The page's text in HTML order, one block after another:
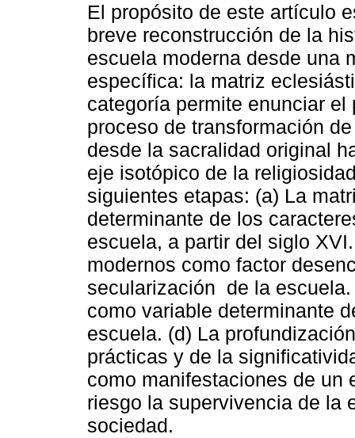
El propósito de este artículo
breve reconstrucción de la
escuela moderna desde una
específica: la matriz
categoría permite enunciar el
proceso de transformación
desde la sacralidad original
eje isotópico de la
siguientes etapas: (a) La
determinante de los
escuela, a partir del siglo
modernos como factor
secularización de la
como variable determinante
escuela. (d) La
prácticas y de la
como manifestaciones de un
riesgo la supervivencia de la
sociedad.